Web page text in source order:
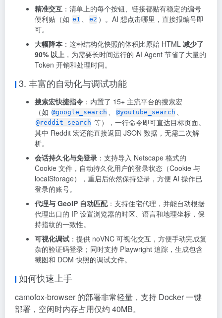
精准交互 ：清单上的每个按钮、链接都贴有稳定的编号
便利贴（如 e1 、 e2 ）。AI 想点击哪里，直接报编号即
可。
大幅降本 ：这种结构化快照的体积比原始 HTML 减少了
90% 以上 ，为需要长时间运行的 AI Agent 节省了大量的
Token 开销和处理时间。
3. 丰富的自动化与调试功能
搜索宏快捷指令 ：内置了 15+ 主流平台的搜索宏
（如 @google_search 、 @youtube_search 、
@reddit_search 等），一行命令即可直达目标页面。
其中 Reddit 宏还能直接返回 JSON 数据，无需二次解
析。
会话持久化与免登录 ：支持导入 Netscape 格式的
Cookie 文件，自动持久化用户的登录状态（Cookie 与
localStorage），重启后依然保持登录，方便 AI 操作已
登录的账号。
代理与 GeoIP 自动匹配：支持住宅代理，并能自动根据
代理出口的 IP 设置浏览器的时区、语言和地理坐标，保
持指纹的一致性。
可视化调试 ：提供 noVNC 可视化交互，方便手动完成复
杂的验证码登录；同时支持 Playwright 追踪，生成包含
截图和 DOM 快照的调试文件。
如何快速上手
camofox-browser 的部署非常轻量，支持 Docker 一键
部署，空闲时内存占用仅约 40MB。